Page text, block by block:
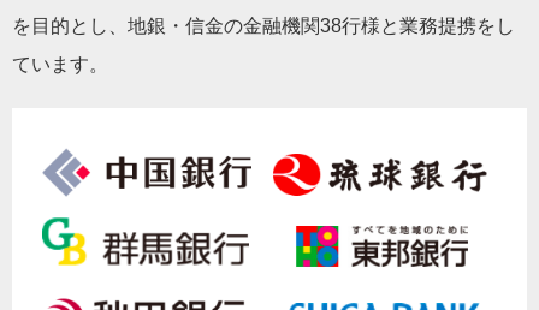
を目的とし、地銀・信金の金融機関38行様と業務提携をし
ています。